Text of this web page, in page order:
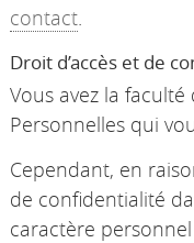
contact
Droit d’accès et de
Vous avez la
Personnelles qui
Cependant, en
de confidentialité
caractère